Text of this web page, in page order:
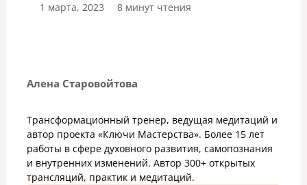
1 марта, 2023
8 минут чтения
Алена Старовойтова
Трансформационный тренер, ведущая медитаций и
автор проекта «Ключи Мастерства». Более 15 лет
работы в сфере духовного развития, самопознания
и внутренних изменений. Автор 300+ открытых
трансляций, практик и медитаций.